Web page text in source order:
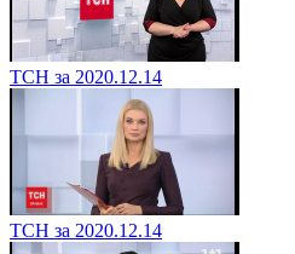
ТСН за 2020.12.14
ТСН за 2020.12.14